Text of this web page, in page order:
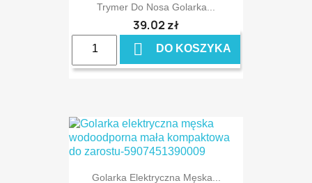
Trymer Do Nosa Golarka...
39,02 zł
 DO KOSZYKA
Golarka Elektryczna Męska...